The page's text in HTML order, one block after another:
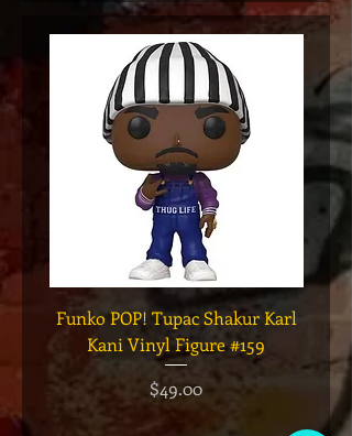
Funko POP! Tupac Shakur Karl
Kani Vinyl Figure #159
価格
$49.00